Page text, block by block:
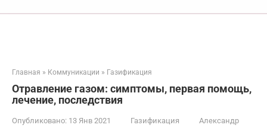
Главная » Коммуникации » Газификация
Отравление газом: симптомы, первая помощь,
лечение, последствия
Опубликовано: 13 Янв 2021 Газификация
Александр